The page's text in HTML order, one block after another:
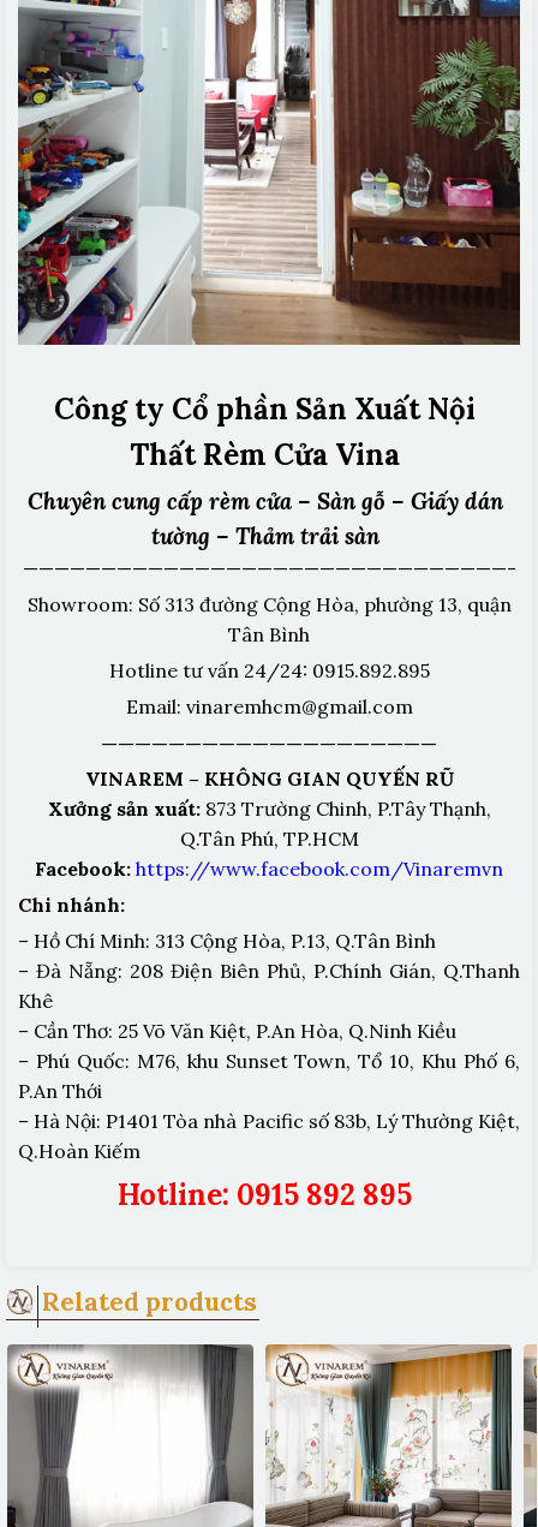
Công ty Cổ phần Sản Xuất Nội
Thất Rèm Cửa Vina
Chuyên cung cấp rèm cửa – Sàn gỗ – Giấy dán
tường – Thảm trải sàn
———————————————————————————————-
Showroom: Số 313 đường Cộng Hòa, phường 13, quận
Tân Bình
Hotline tư vấn 24/24: 0915.892.895
Email: vinaremhcm@gmail.com
————————————————————
VINAREM – KHÔNG GIAN QUYẾN RŨ
Xưởng sản xuất:873 Trường Chinh, P.Tây Thạnh,
Q.Tân Phú, TP.HCM
Facebook: https://www.facebook.com/Vinaremvn
Chi nhánh:
– Hồ Chí Minh: 313 Cộng Hòa, P.13, Q.Tân Bình
– Đà Nẵng: 208 Điện Biên Phủ, P.Chính Gián, Q.Thanh
Khê
– Cần Thơ: 25 Võ Văn Kiệt, P.An Hòa, Q.Ninh Kiều
– Phú Quốc: M76, khu Sunset Town, Tổ 10, Khu Phố 6,
P.An Thới
– Hà Nội: P1401 Tòa nhà Pacific số 83b, Lý Thường Kiệt,
Q.Hoàn Kiếm
Hotline: 0915 892 895
Related products